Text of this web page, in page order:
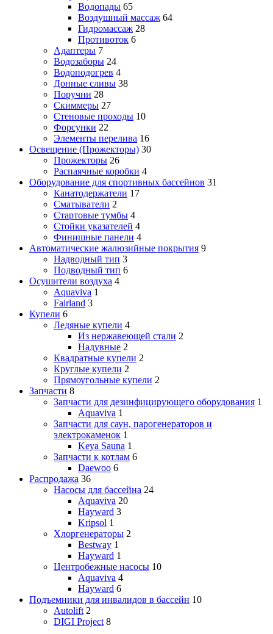
Водопады 65
Воздушный массаж 64
Гидромассаж 28
Противоток 6
Адаптеры 7
Водозаборы 24
Водоподогрев 4
Донные сливы 38
Поручни 28
Скиммеры 27
Стеновые проходы 10
Форсунки 22
Элементы перелива 16
Освещение (Прожекторы) 30
Прожекторы 26
Распаячные коробки 4
Оборудование для спортивных бассейнов 31
Канатодержатели 17
Сматыватели 2
Стартовые тумбы 4
Стойки указателей 4
Финишные панели 4
Автоматические жалюзийные покрытия 9
Надводный тип 3
Подводный тип 6
Осушители воздуха 4
Aquaviva 1
Fairland 3
Купели 6
Ледяные купели 4
Из нержавеющей стали 2
Надувные 2
Квадратные купели 2
Круглые купели 2
Прямоугольные купели 2
Запчасти 8
Запчасти для дезинфицирующего оборудования 1
Aquaviva 1
Запчасти для саун, парогенераторов и
электрокаменок 1
Keya Sauna 1
Запчасти к котлам 6
Daewoo 6
Распродажа 36
Насосы для бассейна 24
Aquaviva 20
Hayward 3
Kripsol 1
Хлоргенераторы 2
Bestway 1
Hayward 1
Центробежные насосы 10
Aquaviva 4
Hayward 6
Подъемники для инвалидов в бассейн 10
Autolift 2
DIGI Project 8